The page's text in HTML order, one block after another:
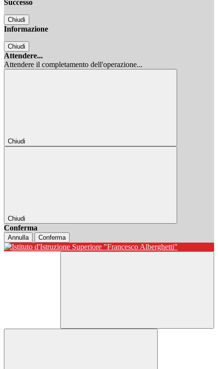
Successo
Chiudi
Informazione
Chiudi
Attendere...
Attendere il completamento dell'operazione...
Chiudi
Chiudi
Conferma
Annulla Conferma